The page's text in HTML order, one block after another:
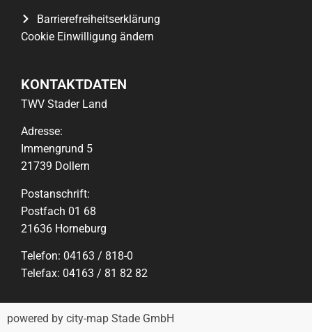
Barrierefreiheitserklärung
Cookie Einwilligung ändern
KONTAKTDATEN
TWV Stader Land
Adresse:
Immengrund 5
21739 Dollern
Postanschrift:
Postfach 01 68
21636 Horneburg
Telefon: 04163 / 818-0
Telefax: 04163 / 81 82 82
powered by city-map Stade GmbH